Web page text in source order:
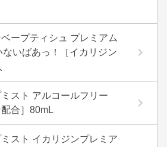
ープティシュ プレミアム
ないばあっ！［イカリジン
スト アルコールフリー
配合］80mL
スト イカリジンプレミア